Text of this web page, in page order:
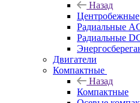
Назад
Центробежные
Радиальные
Радиальные
Двигатели
Компактные
Назад
Компактные